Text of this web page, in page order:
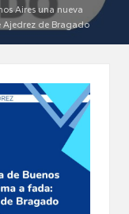
Aires una nueva
Ajedrez de Bragado